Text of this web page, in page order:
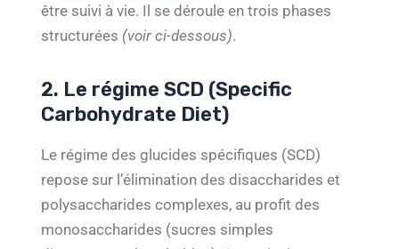
être suivi à vie. Il se déroule en trois phases
structurées (voir ci-dessous).
2. Le régime SCD (Specific
Carbohydrate Diet)
Le régime des glucides spécifiques (SCD)
repose sur l’élimination des disaccharides et
polysaccharides complexes, au profit des
monosaccharides (sucres simples